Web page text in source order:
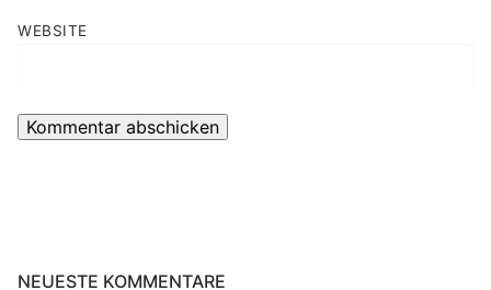
WEBSITE
NEUESTE KOMMENTARE